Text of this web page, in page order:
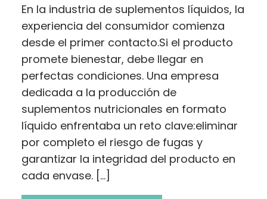
En la industria de suplementos líquidos, la
experiencia del consumidor comienza
desde el primer contacto.Si el producto
promete bienestar, debe llegar en
perfectas condiciones. Una empresa
dedicada a la producción de
suplementos nutricionales en formato
líquido enfrentaba un reto clave:eliminar
por completo el riesgo de fugas y
garantizar la integridad del producto en
cada envase. […]